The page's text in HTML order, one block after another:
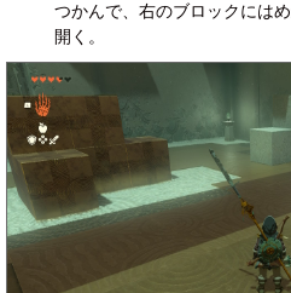
つかんで、右のブロックには
開く。